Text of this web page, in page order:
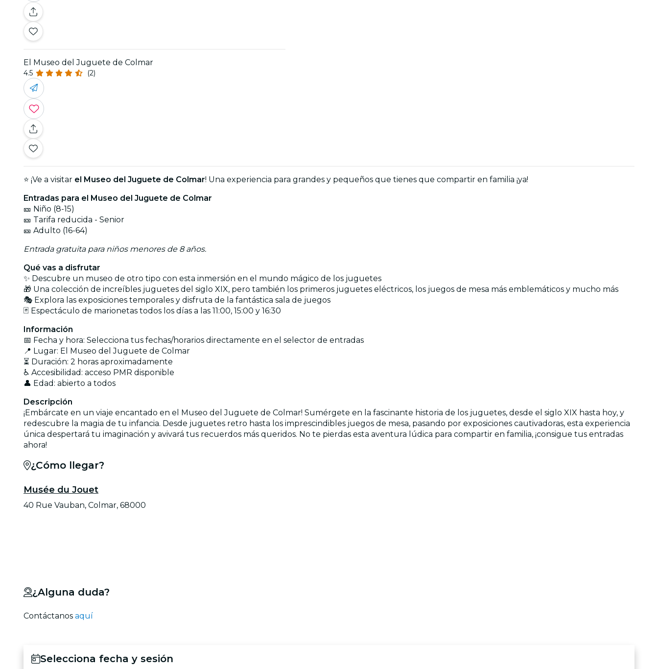
El Museo del Juguete de Colmar
4.5 (2)
⭐ ¡Ve a visitar el Museo del Juguete de Colmar! Una experiencia para grandes y pequeños que tienes que compartir en familia ¡ya!
Entradas para el Museo del Juguete de Colmar
🎫 Niño (8-15)
🎫 Tarifa reducida - Senior
🎫 Adulto (16-64)
Entrada gratuita para niños menores de 8 años.
Qué vas a disfrutar
✨ Descubre un museo de otro tipo con esta inmersión en el mundo mágico de los juguetes
🎁 Una colección de increíbles juguetes del siglo XIX, pero también los primeros juguetes eléctricos, los juegos de mesa más emblemáticos y mucho más
🎭 Explora las exposiciones temporales y disfruta de la fantástica sala de juegos
🃏 Espectáculo de marionetas todos los días a las 11:00, 15:00 y 16:30
Información
📅 Fecha y hora: Selecciona tus fechas/horarios directamente en el selector de entradas
📍 Lugar: El Museo del Juguete de Colmar
⏳ Duración: 2 horas aproximadamente
♿ Accesibilidad: acceso PMR disponible
👤 Edad: abierto a todos
Descripción
¡Embárcate en un viaje encantado en el Museo del Juguete de Colmar! Sumérgete en la fascinante historia de los juguetes, desde el siglo XIX hasta hoy, y
redescubre la magia de tu infancia. Desde juguetes retro hasta los imprescindibles juegos de mesa, pasando por exposiciones cautivadoras, esta experiencia
única despertará tu imaginación y avivará tus recuerdos más queridos. No te pierdas esta aventura lúdica para compartir en familia, ¡consigue tus entradas
ahora!
¿Cómo llegar?
Musée du Jouet
40 Rue Vauban, Colmar, 68000
¿Alguna duda?
Contáctanos aquí
Selecciona fecha y sesión